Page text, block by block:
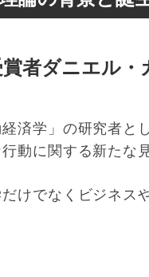
者ダニエル
済学」の研究者と
動に関する新たな
けでなくビジネス